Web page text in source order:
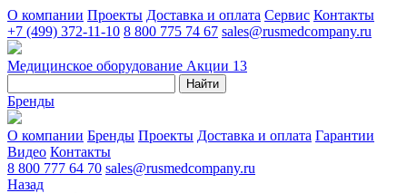
О компании Проекты Доставка и оплата Сервис Контакты
+7 (499) 372-11-10 8 800 775 74 67 sales@rusmedcompany.ru
Медицинское оборудование Акции 13
Найти
Бренды
О компании Бренды Проекты Доставка и оплата Гарантии
Видео Контакты
8 800 777 64 70 sales@rusmedcompany.ru
Назад